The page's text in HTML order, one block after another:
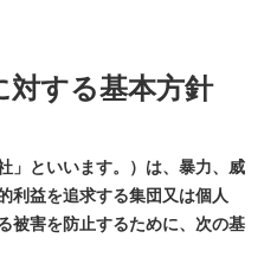
対する基本方針
」といいます。）は、暴力、威
利益を追求する集団又は個人
被害を防止するために、次の基